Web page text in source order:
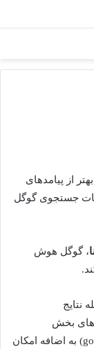
از پیامدهای
جستجوی گوگل
، گوگل هوش
نتایج
بخش
جستجوی تصویری موسوم به گوگل لنز(google lens) به اضافه امکان